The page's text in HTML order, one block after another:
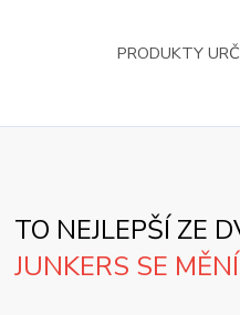
PRODUKTY
TO NEJLEPŠÍ ZE
JUNKERS SE